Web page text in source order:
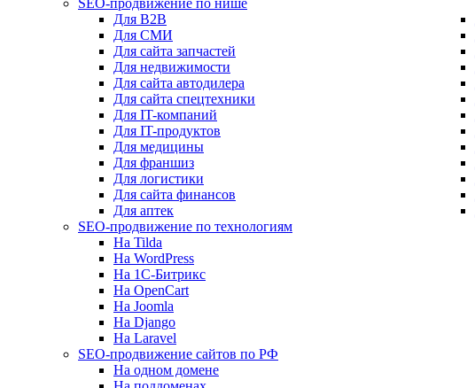
Для B2B
Для СМИ
Для сайта запчастей
Для недвижимости
Для сайта автодилера
Для сайта спецтехники
Для IT-компаний
Для IT-продуктов
Для медицины
Для франшиз
Для логистики
Для сайта финансов
Для аптек
SEO-продвижение по технологиям
На Tilda
На WordPress
На 1С-Битрикс
На OpenCart
На Joomla
На Django
На Laravel
SEO-продвижение сайтов по РФ
На одном домене